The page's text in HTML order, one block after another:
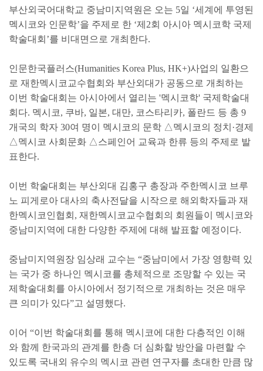
부산외국어대학교 중남미지역원은 오는 5일 ‘세계에 투영된
멕시코와 인문학’을 주제로 한 ‘제2회 아시아 멕시코학 국제
학술대회’를 비대면으로 개최한다.
인문한국플러스(Humanities Korea Plus, HK+)사업의 일환으
로 재한멕시코교수협회와 부산외대가 공동으로 개최하는
이번 학술대회는 아시아에서 열리는 '멕시코학' 국제학술대
회다. 멕시코, 쿠바, 일본, 대만, 코스타리카, 폴란드 등 총 9
개국의 학자 30여 명이 멕시코의 문학 △멕시코의 정치·경제
△멕시코 사회문화 △스페인어 교육과 한류 등의 주제로 발
표한다.
이번 학술대회는 부산외대 김홍구 총장과 주한멕시코 브루
노 피게로아 대사의 축사전달을 시작으로 해외학자들과 재
한멕시코인협회, 재한멕시코교수협회의 회원들이 멕시코와
중남미지역에 대한 다양한 주제에 대해 발표할 예정이다.
중남미지역원장 임상래 교수는 “중남미에서 가장 영향력 있
는 국가 중 하나인 멕시코를 총체적으로 조망할 수 있는 국
제학술대회를 아시아에서 정기적으로 개최하는 것은 매우
큰 의미가 있다”고 설명했다.
이어 “이번 학술대회를 통해 멕시코에 대한 다층적인 이해
와 함께 한국과의 관계를 한층 더 심화할 방안을 마련할 수
있도록 국내외 유수의 멕시코 관련 연구자를 초대한 만큼 많